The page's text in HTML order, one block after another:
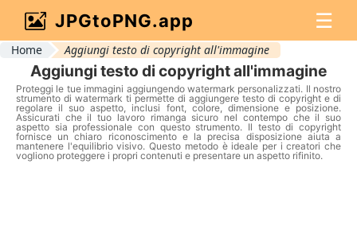
JPGtoPNG.app ☰
Home Aggiungi testo di copyright all'immagine
Aggiungi testo di copyright all'immagine
Proteggi le tue immagini aggiungendo watermark personalizzati. Il nostro
strumento di watermark ti permette di aggiungere testo di copyright e di
regolare il suo aspetto, inclusi font, colore, dimensione e posizione.
Assicurati che il tuo lavoro rimanga sicuro nel contempo che il suo
aspetto sia professionale con questo strumento. Il testo di copyright
fornisce un chiaro riconoscimento e la precisa disposizione aiuta a
mantenere l'equilibrio visivo. Questo metodo è ideale per i creatori che
vogliono proteggere i propri contenuti e presentare un aspetto rifinito.